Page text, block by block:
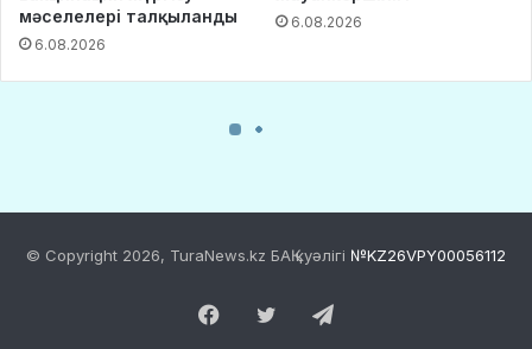
© Copyright 2026, TuraNews.kz БАҚ куәлігі №KZ26VPY00056112
Facebook
Twitter